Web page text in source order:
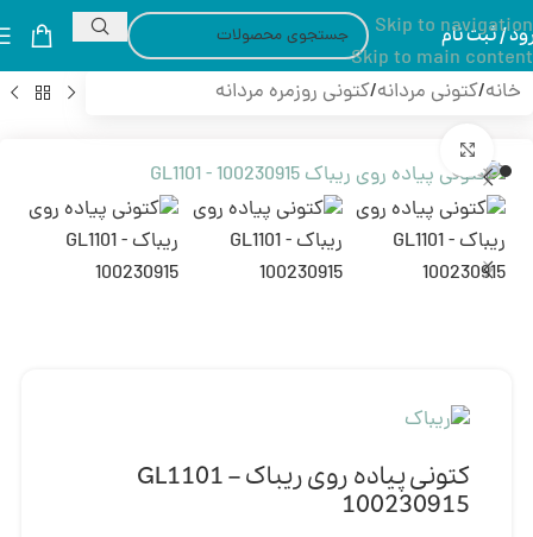
Skip to navigation
Skip to main content
/ ثبت نام
خانه/کتونی مردانه/کتونی روزمره مردانه
کتونی پیاده روی ریباک GL1101 –
100230915